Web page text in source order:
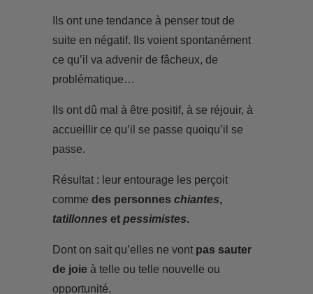
Ils ont une tendance à penser tout de
suite en négatif. Ils voient spontanément
ce qu’il va advenir de fâcheux, de
problématique…
Ils ont dû mal à être positif, à se réjouir, à
accueillir ce qu’il se passe quoiqu’il se
passe.
Résultat : leur entourage les perçoit
comme des personnes chiantes,
tatillonnes et pessimistes.
Dont on sait qu’elles ne vont pas sauter
de joieà telle ou telle nouvelle ou
opportunité.